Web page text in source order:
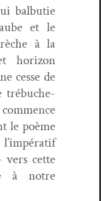
bal­bu­tie
et le
à la
hori­zon
cesse de
trébuche­
le poème
vers cette
à notre